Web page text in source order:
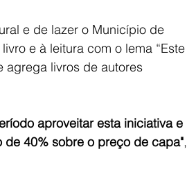
e de lazer o Município de
e à leitura com o lema “Este
agrega livros de autores
aproveitar esta iniciativa e
40% sobre o preço de capa",